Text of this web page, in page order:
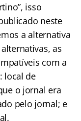
isso
neste
a alternativa
as
com a
local de
o jornal era
pelo jornal; e